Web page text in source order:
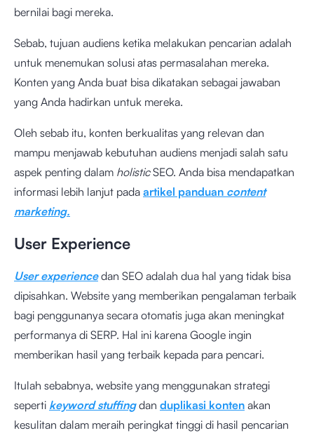
bernilai bagi mereka.
Sebab, tujuan audiens ketika melakukan pencarian adalah
untuk menemukan solusi atas permasalahan mereka.
Konten yang Anda buat bisa dikatakan sebagai jawaban
yang Anda hadirkan untuk mereka.
Oleh sebab itu, konten berkualitas yang relevan dan
mampu menjawab kebutuhan audiens menjadi salah satu
aspek penting dalam holisticSEO. Anda bisa mendapatkan
informasi lebih lanjut pada artikel panduan content
marketing.
User Experience
User experiencedan SEO adalah dua hal yang tidak bisa
dipisahkan. Website yang memberikan pengalaman terbaik
bagi penggunanya secara otomatis juga akan meningkat
performanya di SERP. Hal ini karena Google ingin
memberikan hasil yang terbaik kepada para pencari.
Itulah sebabnya, website yang menggunakan strategi
seperti keyword stuffingdan duplikasi konten akan
kesulitan dalam meraih peringkat tinggi di hasil pencarian